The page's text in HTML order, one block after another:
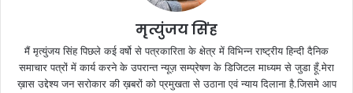
मृत्युंजय सिंह
मैं मृत्युंजय सिंह पिछले कई वर्षो से पत्रकारिता के क्षेत्र में विभिन्न राष्ट्रीय हिन्दी दैनिक
समाचार पत्रों में कार्य करने के उपरान्त न्यूज़ सम्प्रेषण के डिजिटल माध्यम से जुडा हूँ.मेरा
ख़ास उद्देश्य जन सरोकार की ख़बरों को प्रमुखता से उठाना एवं न्याय दिलाना है.जिसमे आप